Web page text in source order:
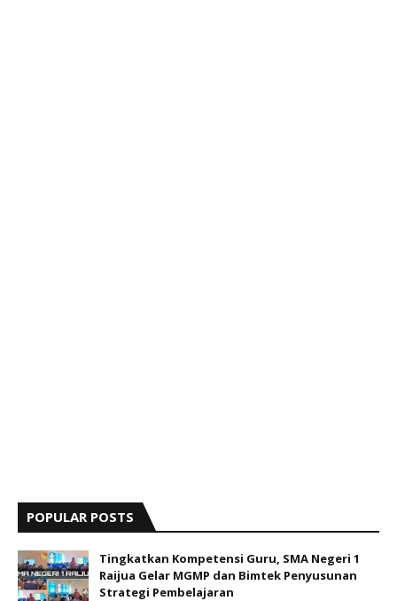
POPULAR POSTS
Tingkatkan Kompetensi Guru, SMA Negeri 1
Raijua Gelar MGMP dan Bimtek Penyusunan
Strategi Pembelajaran